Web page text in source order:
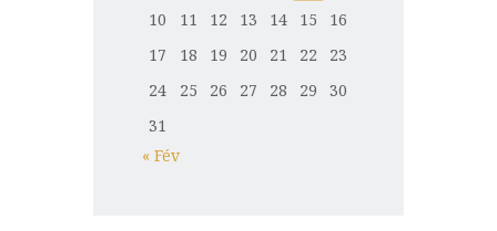
10
11 12 13 14 15
16
17
18 19 20 21 22
23
24
25 26 27 28 29
30
31
« Fév